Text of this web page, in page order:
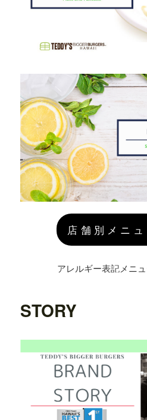
店舗別メニ
アレルギー表記メニ
STORY